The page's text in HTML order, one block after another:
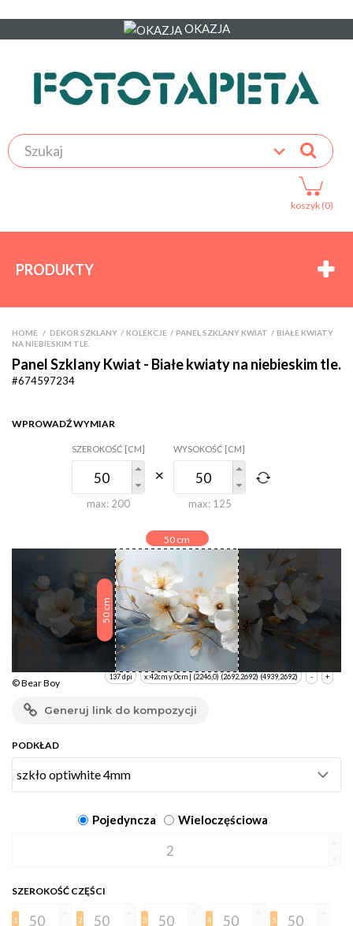
OKAZJA
koszyk (0)
PRODUKTY
HOME DEKOR SZKLANY >KOLEKCJE >PANEL SZKLANY KWIAT >BIAŁE KWIATY
NA NIEBIESKIM TLE.
Panel Szklany Kwiat - Białe kwiaty na niebieskim tle.
#674597234
50 cm
50
cm
+
-
x:42cm y:0cm | (2246,0) (2692,2692) (4939,2692)
137 dpi
© Bear Boy
Generuj link do kompozycji
WPROWADŹ WYMIAR
SZEROKOŚĆ [CM]
max: 200
WYSOKOŚĆ [CM]
max: 125
PODKŁAD
Pojedyncza Wieloczęściowa
SZEROKOŚĆ CZĘŚCI
1 2 3 4 5